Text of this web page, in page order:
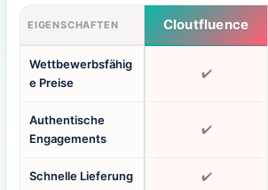
EIGENSCHAFTEN Cloutfluence
Wettbewerbsfähig
e Preise
✔️
Authentische
Engagements
✔️
Schnelle Lieferung ✔️